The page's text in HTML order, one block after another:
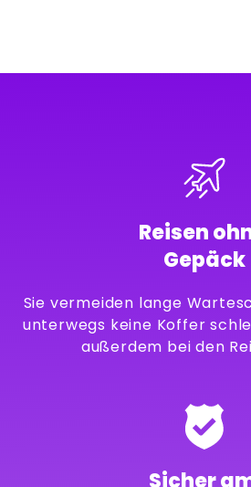
Reisen
Gepäck
Sie vermeiden lange
unterwegs keine Koffer
außerdem bei den
Sicher